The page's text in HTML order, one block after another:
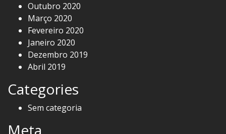
Outubro 2020
Março 2020
Fevereiro 2020
Janeiro 2020
Dezembro 2019
Abril 2019
Categories
Sem categoria
Meta